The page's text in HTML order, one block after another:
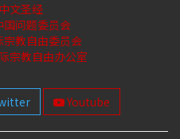
文圣经
问题委员会
教自由委员会
宗教自由办公室
Youtube